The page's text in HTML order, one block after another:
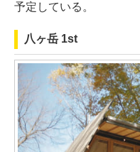
予定している。
八ヶ岳 1st